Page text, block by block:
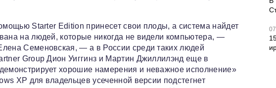
Starter Edition принесет свои плоды, а система найдет
на людей, которые никогда не видели компьютера, —
Семеновская, — а в России среди таких людей
Group Дион Уиггинз и Мартин Джиллилэнд еще в
хорошие намерения и неважное исполнение»
XP для владельцев усеченной версии подстегнет